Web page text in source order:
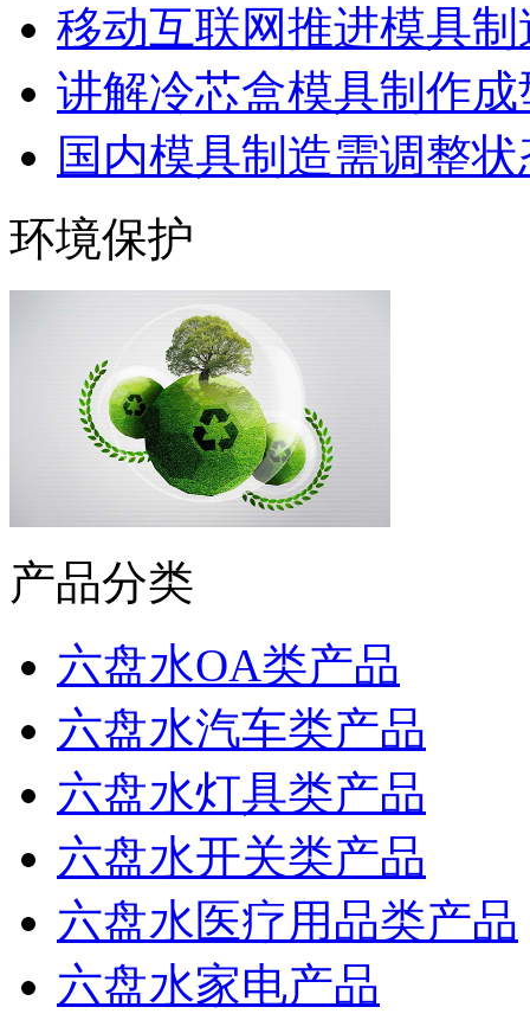
移动互联网推进模具
讲解冷芯盒模具制作
国内模具制造需调整
环境保护
产品分类
六盘水OA类产品
六盘水汽车类产品
六盘水灯具类产品
六盘水开关类产品
六盘水医疗用品类产品
六盘水家电产品